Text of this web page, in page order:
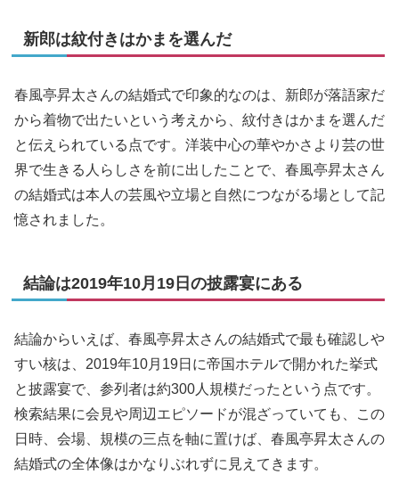
新郎は紋付きはかまを選んだ
春風亭昇太さんの結婚式で印象的なのは、新郎が落語家だ
から着物で出たいという考えから、紋付きはかまを選んだ
と伝えられている点です。洋装中心の華やかさより芸の世
界で生きる人らしさを前に出したことで、春風亭昇太さん
の結婚式は本人の芸風や立場と自然につながる場として記
憶されました。
結論は2019年10月19日の披露宴にある
結論からいえば、春風亭昇太さんの結婚式で最も確認しや
すい核は、2019年10月19日に帝国ホテルで開かれた挙式
と披露宴で、参列者は約300人規模だったという点です。
検索結果に会見や周辺エピソードが混ざっていても、この
日時、会場、規模の三点を軸に置けば、春風亭昇太さんの
結婚式の全体像はかなりぶれずに見えてきます。